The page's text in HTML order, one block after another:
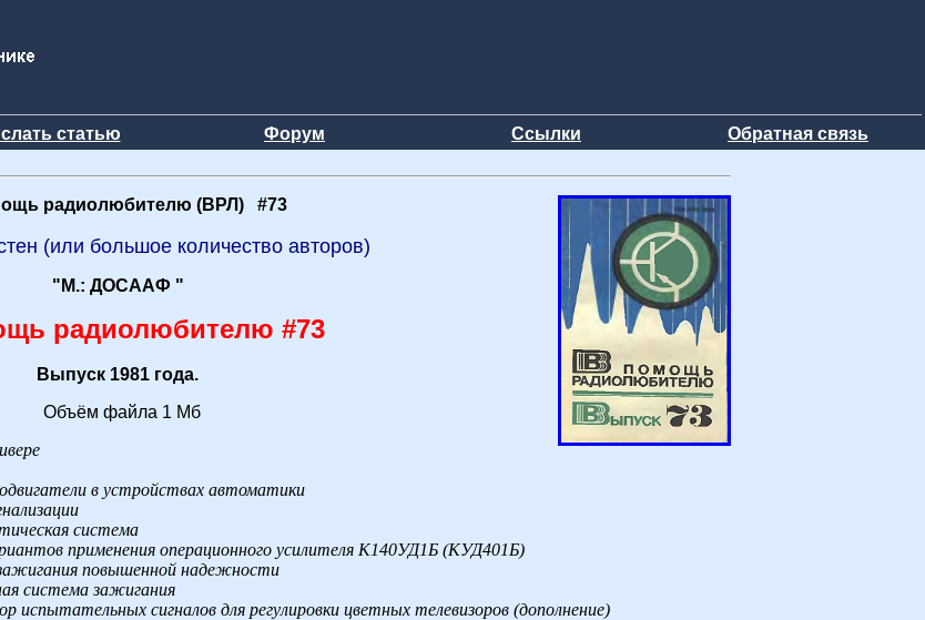
статью Форум Ссылки Обратная связь
радиолюбителю (ВРЛ) #73
(или большое количество авторов)
"М.: ДОСААФ "
радиолюбителю #73
Выпуск 1981 года.
Объём файла 1 Мб
в устройствах автоматики
система
применения операционного усилителя К140УД1Б (КУД401Б)
повышенной надежности
система зажигания
испытательных сигналов для регулировки цветных телевизоров (дополнение)